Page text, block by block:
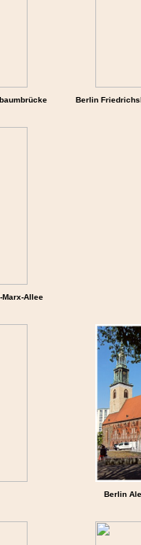
Berlin
Allee
Berlin